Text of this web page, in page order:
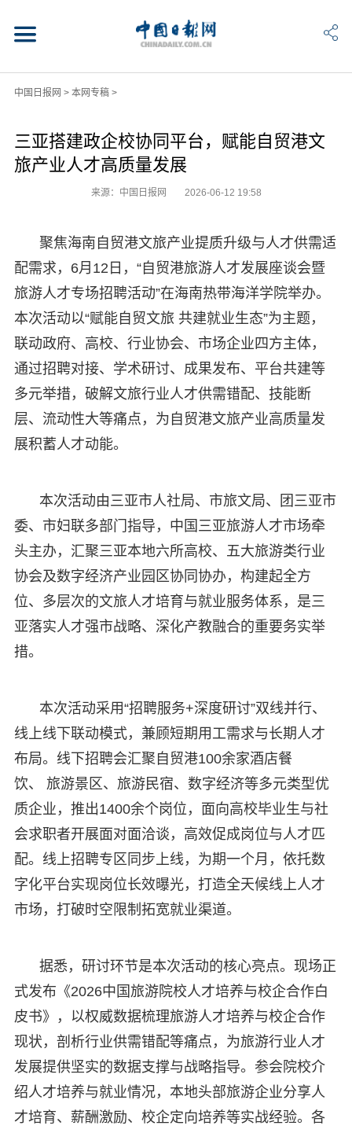
中国日报网 > 本网专稿>
三亚搭建政企校协同平台，赋能自贸港文
旅产业人才高质量发展
来源：中国日报网 2026-06-12 19:58
聚焦海南自贸港文旅产业提质升级与人才供需适
配需求，6月12日，“自贸港旅游人才发展座谈会暨
旅游人才专场招聘活动”在海南热带海洋学院举办。
本次活动以“赋能自贸文旅 共建就业生态”为主题，
联动政府、高校、行业协会、市场企业四方主体，
通过招聘对接、学术研讨、成果发布、平台共建等
多元举措，破解文旅行业人才供需错配、技能断
层、流动性大等痛点，为自贸港文旅产业高质量发
展积蓄人才动能。
本次活动由三亚市人社局、市旅文局、团三亚市
委、市妇联多部门指导，中国三亚旅游人才市场牵
头主办，汇聚三亚本地六所高校、五大旅游类行业
协会及数字经济产业园区协同协办，构建起全方
位、多层次的文旅人才培育与就业服务体系，是三
亚落实人才强市战略、深化产教融合的重要务实举
措。
本次活动采用“招聘服务+深度研讨”双线并行、
线上线下联动模式，兼顾短期用工需求与长期人才
布局。线下招聘会汇聚自贸港100余家酒店餐
饮、 旅游景区、旅游民宿、数字经济等多元类型优
质企业，推出1400余个岗位，面向高校毕业生与社
会求职者开展面对面洽谈，高效促成岗位与人才匹
配。线上招聘专区同步上线，为期一个月，依托数
字化平台实现岗位长效曝光，打造全天候线上人才
市场，打破时空限制拓宽就业渠道。
据悉，研讨环节是本次活动的核心亮点。现场正
式发布《2026中国旅游院校人才培养与校企合作白
皮书》，以权威数据梳理旅游人才培养与校企合作
现状，剖析行业供需错配等痛点，为旅游行业人才
发展提供坚实的数据支撑与战略指导。参会院校介
绍人才培养与就业情况，本地头部旅游企业分享人
才培育、薪酬激励、校企定向培养等实战经验。各